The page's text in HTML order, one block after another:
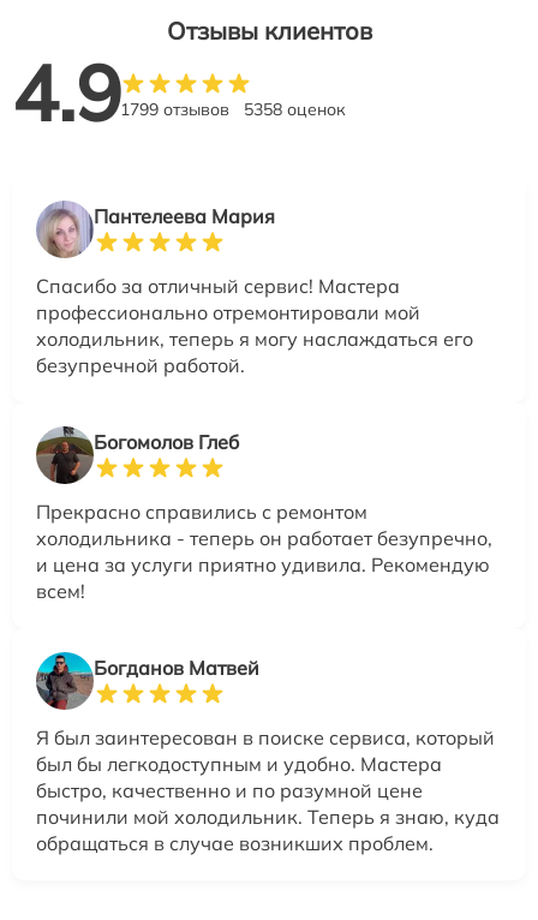
Отзывы клиентов
4.91799 отзывов 5358 оценок
Пантелеева Мария
Спасибо за отличный сервис! Мастера
профессионально отремонтировали мой
холодильник, теперь я могу наслаждаться его
безупречной работой.
Богомолов Глеб
Прекрасно справились с ремонтом
холодильника - теперь он работает безупречно,
и цена за услуги приятно удивила. Рекомендую
всем!
Богданов Матвей
Я был заинтересован в поиске сервиса, который
был бы легкодоступным и удобно. Мастера
быстро, качественно и по разумной цене
починили мой холодильник. Теперь я знаю, куда
обращаться в случае возникших проблем.